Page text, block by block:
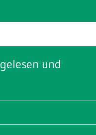
gelesen und